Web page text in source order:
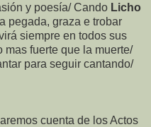
y poesía/ Cando Licho
pegada, graza e trobar
siempre en todos sus
mas fuerte que la muerte/
para seguir cantando/
cuenta de los Actos